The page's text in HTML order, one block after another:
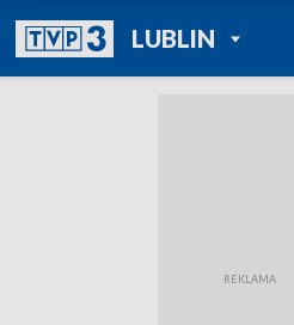
LUBLINPOWRÓT DO
TVP REGIONY